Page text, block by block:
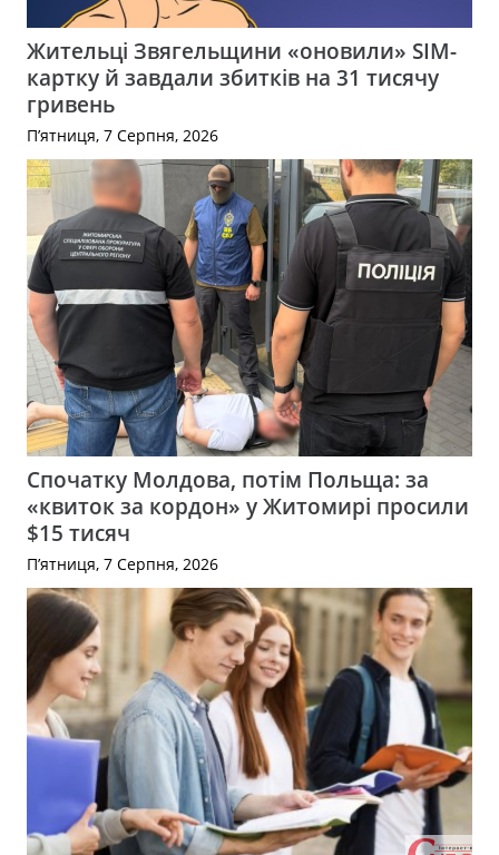
Жительці Звягельщини «оновили» SIM-
картку й завдали збитків на 31 тисячу
гривень
П’ятниця, 7 Серпня, 2026
Спочатку Молдова, потім Польща: за
«квиток за кордон» у Житомирі просили
$15 тисяч
П’ятниця, 7 Серпня, 2026